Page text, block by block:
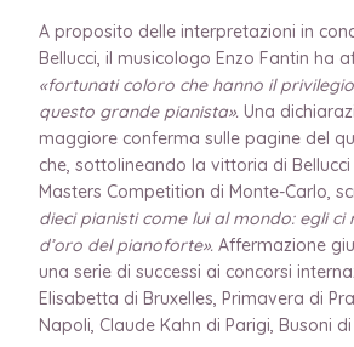
A proposito delle interpretazioni in
Bellucci, il musicologo Enzo Fantin ha
«fortunati coloro che hanno il
questo grande pianista». Una
maggiore conferma sulle pagine del
che, sottolineando la vittoria di
Masters Competition di Monte-Carlo,
dieci pianisti come lui al mondo: egli ci
d’oro del pianoforte». Affermazione
una serie di successi ai concorsi
Elisabetta di Bruxelles, Primavera di
Napoli, Claude Kahn di Parigi, Busoni